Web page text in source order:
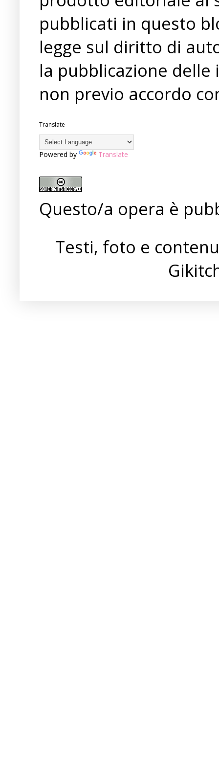
pubblicati in questo
legge sul diritto di
la pubblicazione
non previo accordo
Translate
Powered by Translate
Questo/a opera è
Testi, foto e